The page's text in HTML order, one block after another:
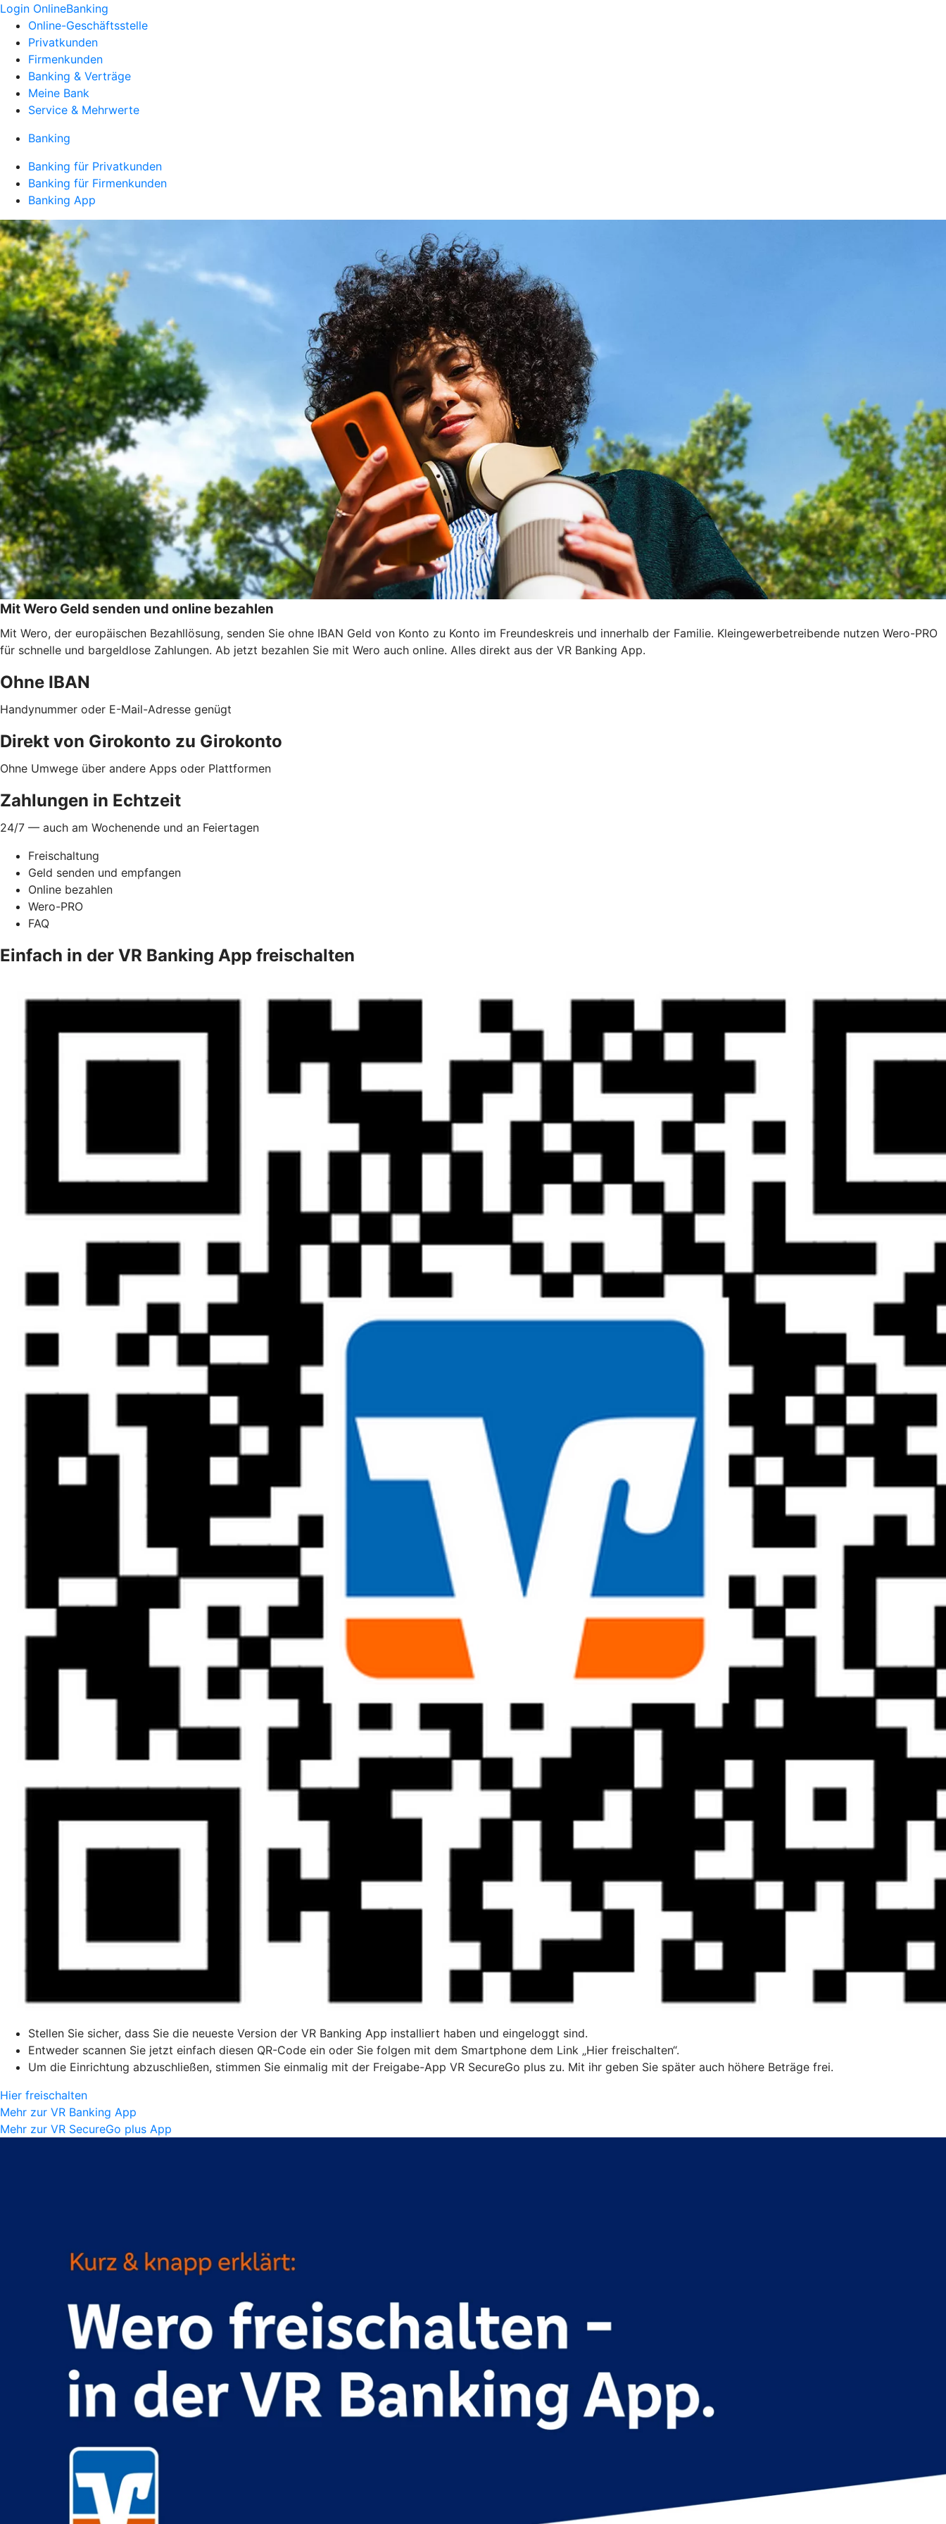
Login OnlineBanking
Online-Geschäftsstelle
Privatkunden
Firmenkunden
Banking & Verträge
Meine Bank
Service & Mehrwerte
Banking
Banking für Privatkunden
Banking für Firmenkunden
Banking App
Mit Wero Geld senden und online bezahlen
Mit Wero, der europäischen Bezahllösung, senden Sie ohne IBAN Geld von Konto zu Konto im Freundeskreis und innerhalb der Familie. Kleingewerbetreibende nutzen Wero-PRO
für schnelle und bargeldlose Zahlungen. Ab jetzt bezahlen Sie mit Wero auch online. Alles direkt aus der VR Banking App.
Ohne IBAN
Handynummer oder E-Mail-Adresse genügt
Direkt von Girokonto zu Girokonto
Ohne Umwege über andere Apps oder Plattformen
Zahlungen in Echtzeit
24/7 — auch am Wochenende und an Feiertagen
Freischaltung
Geld senden und empfangen
Online bezahlen
Wero-PRO
FAQ
Einfach in der VR Banking App freischalten
Stellen Sie sicher, dass Sie die neueste Version der VR Banking App installiert haben und eingeloggt sind.
Entweder scannen Sie jetzt einfach diesen QR-Code ein oder Sie folgen mit dem Smartphone dem Link „Hier freischalten“.
Um die Einrichtung abzuschließen, stimmen Sie einmalig mit der Freigabe-App VR SecureGo plus zu. Mit ihr geben Sie später auch höhere Beträge frei.
Hier freischalten
Mehr zur VR Banking App
Mehr zur VR SecureGo plus App